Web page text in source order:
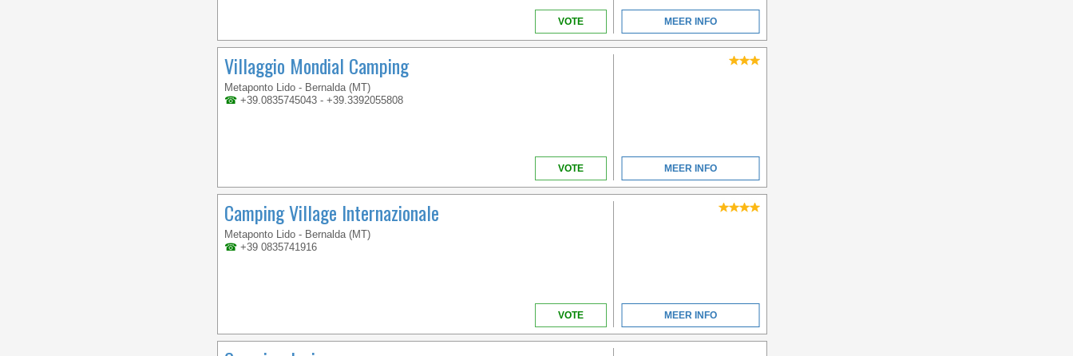
VOTE MEER INFO
Villaggio Mondial Camping
Metaponto Lido - Bernalda (MT)
☎ +39.0835745043 - +39.3392055808
VOTE MEER INFO
Camping Village Internazionale
Metaponto Lido - Bernalda (MT)
☎ +39 0835741916
VOTE MEER INFO